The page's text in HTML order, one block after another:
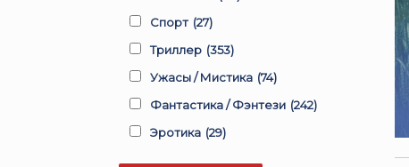
Спорт (27)
Триллер (353)
Ужасы / Мистика (74)
Фантастика / Фэнтези (242)
Эротика (29)